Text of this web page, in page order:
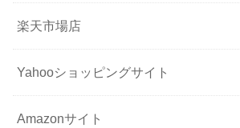
楽天市場店
Yahooショッピングサイト
Amazonサイト